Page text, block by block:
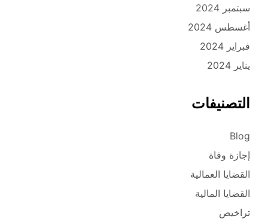
سبتمبر 2024
أغسطس 2024
فبراير 2024
يناير 2024
التصنيفات
Blog
إجازة وفاة
القضايا العمالية
القضايا المالية
تراخيص